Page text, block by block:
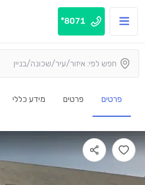
8071*
פרטים פרטים מידע כללי